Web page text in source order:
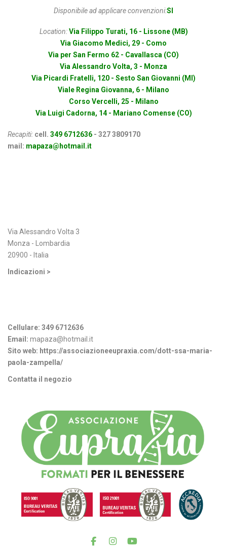
Disponibile ad applicare convenzioni:SI
Location: Via Filippo Turati, 16 - Lissone (MB)
Via Giacomo Medici, 29 - Como
Via per San Fermo 62 - Cavallasca (CO)
Via Alessandro Volta, 3 - Monza
Via Picardi Fratelli, 120 - Sesto San Giovanni (MI)
Viale Regina Giovanna, 6 - Milano
Corso Vercelli, 25 - Milano
Via Luigi Cadorna, 14 - Mariano Comense (CO)
Recapiti: cell. 349 6712636 - 327 3809170
mail: mapaza@hotmail.it
Via Alessandro Volta 3
Monza - Lombardia
20900 - Italia
Indicazioni >
Cellulare: 349 6712636
Email: mapaza@hotmail.it
Sito web: https://associazioneeupraxia.com/dott-ssa-maria-
paola-zampella/
Contatta il negozio